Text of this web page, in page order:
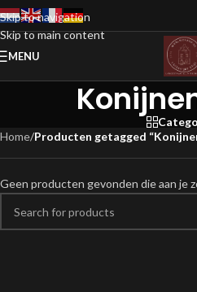
Skip to navigation
Skip to main content
MENU
Home/Producten getagged
Geen producten gevonden die aan je